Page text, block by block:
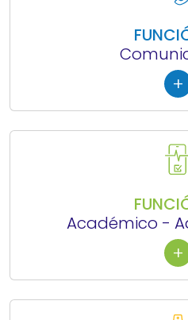
+
Académico -
+